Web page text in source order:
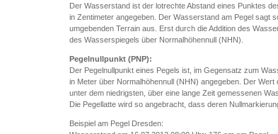
Der Wasserstand ist der lotrechte Abstand eines Punktes
in Zentimeter angegeben. Der Wasserstand am Pegel sagt
umgebenden Terrain aus. Erst durch die Addition des
des Wasserspiegels über Normalhöhennull (NHN).
Pegelnullpunkt (PNP):
Der Pegelnullpunkt eines Pegels ist, im Gegensatz zum
in Meter über Normalhöhennull (NHN) angegeben. Der
unter dem niedrigsten, über eine lange Zeit gemessenen
Die Pegellatte wird so angebracht, dass deren
Beispiel am Pegel Dresden: